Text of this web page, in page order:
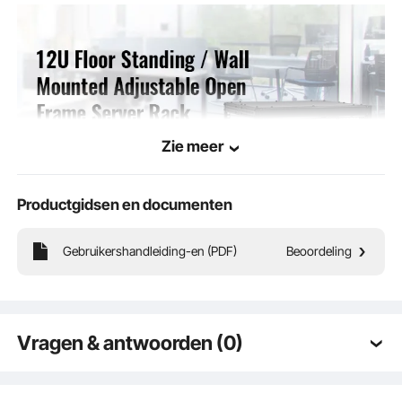
Zie meer
Productgidsen en documenten
Gebruikershandleiding-en (PDF) Beoordeling
Vragen & antwoorden (0)